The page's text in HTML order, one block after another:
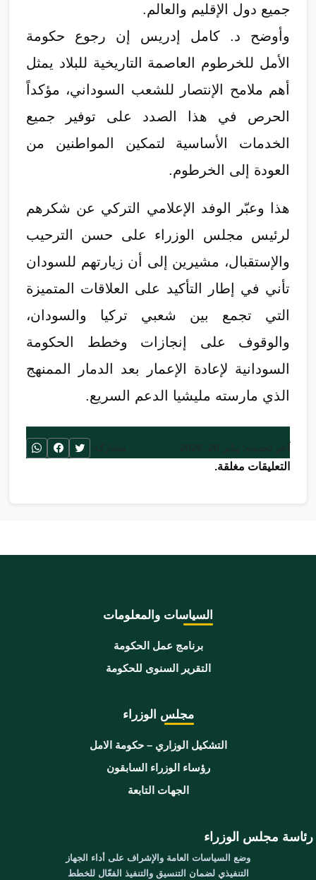
جميع دول الإقليم والعالم.
وأوضح د. كامل إدريس إن رجوع حكومة
الأمل للخرطوم العاصمة التاريخية للبلاد يمثل
أهم ملامح الإنتصار للشعب السوداني، مؤكداً
الحرص في هذا الصدد على توفير جميع
الخدمات الأساسية لتمكين المواطنين من
العودة إلى الخرطوم.
هذا وعبّر الوفد الإعلامي التركي عن شكرهم
لرئيس مجلس الوزراء على حسن الترحيب
والإستقبال، مشيرين إلى أن زيارتهم للسودان
تأني في إطار التأكيد على العلاقات المتميزة
التي تجمع بين شعبي تركيا والسودان،
والوقوف على إنجازات وخطط الحكومة
السودانية لإعادة الإعمار بعد الدمار الممنهج
الذي مارسته مليشيا الدعم السريع.
التعليقات مغلقة.
السياسات والمعلومات
برنامج عمل الحكومة
التقرير السنوى للحكومة
مجلس الوزراء
التشكيل الوزاري – حكومة الامل
رؤساء الوزراء السابقون
الجهات التابعة
رئاسة مجلس الوزراء
وضع السياسات العامة والإشراف على أداء الجهاز
التنفيذي لضمان التنسيق والتنفيذ الفعّال للخطط